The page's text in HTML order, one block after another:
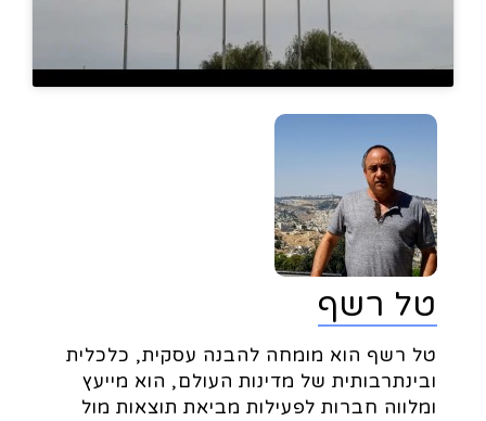
טל רשף
טל רשף הוא מומחה להבנה עסקית, כלכלית
ובינתרבותית של מדינות העולם, הוא מייעץ
ומלווה חברות לפעילות מביאת תוצאות מול